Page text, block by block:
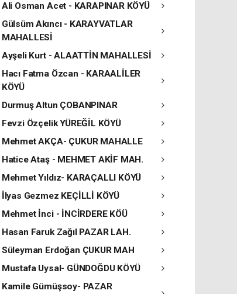
Ali Osman Acet - KARAPINAR KÖYÜ
Gülsüm Akıncı - KARAYVATLAR
MAHALLESİ
Ayşeli Kurt - ALAATTİN MAHALLESİ
Hacı Fatma Özcan - KARAALİLER
KÖYÜ
Durmuş Altun ÇOBANPINAR
Fevzi Özçelik YÜREĞİL KÖYÜ
Mehmet AKÇA- ÇUKUR MAHALLE
Hatice Ataş - MEHMET AKİF MAH.
Mehmet Yıldız- KARAÇALLI KÖYÜ
İlyas Gezmez KEÇİLLİ KÖYÜ
Mehmet İnci - İNCİRDERE KÖÜ
Hasan Faruk Zağıl PAZAR LAH.
Süleyman Erdoğan ÇUKUR MAH
Mustafa Uysal- GÜNDOĞDU KÖYÜ
Kamile Gümüşsoy- PAZAR